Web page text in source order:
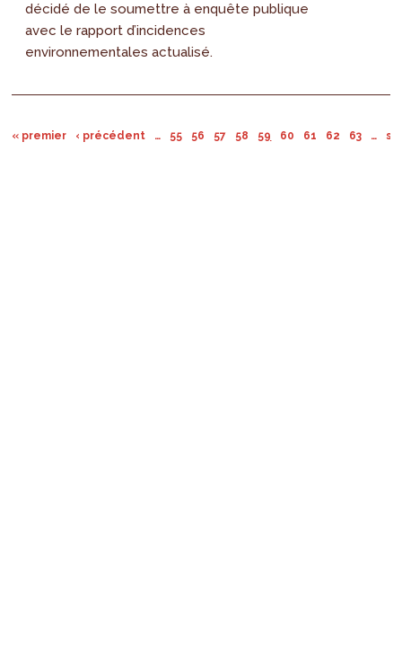
décidé de le soumettre à enquête publique
avec le rapport d’incidences
environnementales actualisé.
« premier ‹ précédent … 55 56 57 58 59 60 61 62 63 …